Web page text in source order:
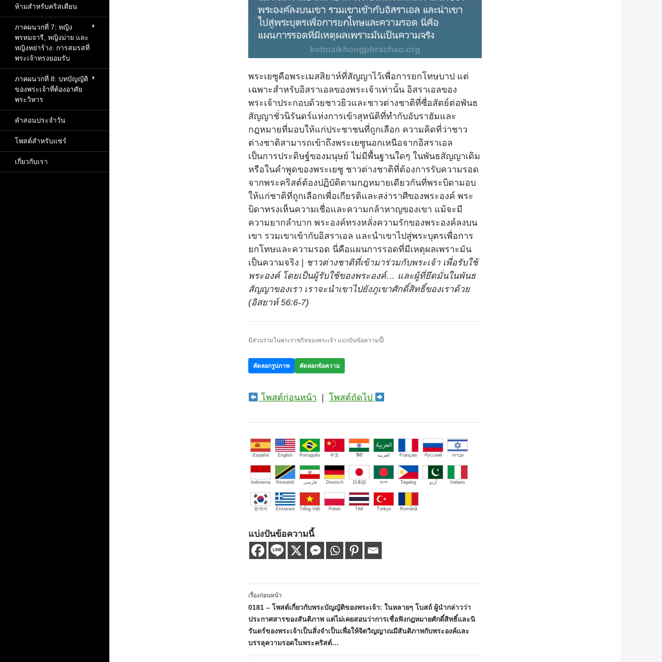
พระเยซูคือพระเมสสิยาห์ที่สัญญาไว้เพื่อการยกโทษบาป แต่
เฉพาะสำหรับอิสราเอลของพระเจ้าเท่านั้น อิสราเอลของ
พระเจ้าประกอบด้วยชาวยิวและชาวต่างชาติที่ซื่อสัตย์ต่อพันธ
สัญญาชั่วนิรันดร์แห่งการเข้าสุหนัติที่ทำกับอับราฮัมและ
กฎหมายที่มอบให้แก่ประชาชนที่ถูกเลือก ความคิดที่ว่าชาว
ต่างชาติสามารถเข้าถึงพระเยซูนอกเหนือจากอิสราเอล
เป็นการประดิษฐ์ของมนุษย์ ไม่มีพื้นฐานใดๆ ในพันธสัญญาเดิม
หรือในคำพูดของพระเยซู ชาวต่างชาติที่ต้องการรับความรอด
จากพระคริสต์ต้องปฏิบัติตามกฎหมายเดียวกันที่พระบิดามอบ
ให้แก่ชาติที่ถูกเลือกเพื่อเกียรติและสง่าราศีของพระองค์ พระ
บิดาทรงเห็นความเชื่อและความกล้าหาญของเขา แม้จะมี
ความยากลำบาก พระองค์ทรงหลั่งความรักของพระองค์ลงบน
เขา รวมเขาเข้ากับอิสราเอล และนำเขาไปสู่พระบุตรเพื่อการ
ยกโทษและความรอด นี่คือแผนการรอดที่มีเหตุผลเพราะมัน
เป็นความจริง | ชาวต่างชาติที่เข้ามาร่วมกับพระเจ้า เพื่อรับใช้
พระองค์ โดยเป็นผู้รับใช้ของพระองค์… และผู้ที่ยึดมั่นในพันธ
สัญญาของเรา เราจะนำเขาไปยังภูเขาศักดิ์สิทธิ์ของเราด้วย
(อิสยาห์ 56:6-7)
มีส่วนร่วมในพระราชกิจของพระเจ้า แบ่งปันข้อความนี้!
คัดลอกรูปภาพ คัดลอกข้อความ
โพสต์ก่อนหน้า โพสต์ถัดไป
Español English Português 中文 हिंदी العربية Français Русский עברית
Indonesia Kiswahili فارسی Deutsch 日本語 বাংলা Tagalog اُردو Italiano
한국어 Ελληνικά Tiếng Việt Polski ไทย Türkçe Română
แบ่งปันข้อความนี้
เมนู
นำทาง
เรื่อง
เรื่องก่อนหน้า
0181 – โพสต์เกี่ยวกับพระบัญญัติของพระเจ้า: ในหลายๆ โบสถ์ ผู้นำกล่าวว่า
ประกาศสารของสันติภาพ แต่ไม่เคยสอนว่าการเชื่อฟังกฎหมายศักดิ์สิทธิ์และนิ
รันดร์ของพระเจ้าเป็นสิ่งจำเป็นเพื่อให้จิตวิญญาณมีสันติภาพกับพระองค์และ
บรรลุความรอดในพระคริสต์…
ห้ามสำหรับคริสเตียน
ภาคผนวกที่ 7: หญิง
พรหมจารี, หญิงม่าย และ
หญิงหย่าร้าง: การสมรสที่
พระเจ้าทรงยอมรับ
ภาคผนวกที่ 8: บทบัญญัติ
ของพระเจ้าที่ต้องอาศัย
พระวิหาร
คำสอนประจำวัน
โพสต์สำหรับแชร์
เกี่ยวกับเรา